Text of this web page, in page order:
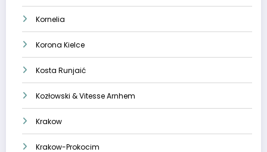
Kornelia
Korona Kielce
Kosta Runjaić
Kozłowski & Vitesse Arnhem
Krakow
Krakow-Prokocim